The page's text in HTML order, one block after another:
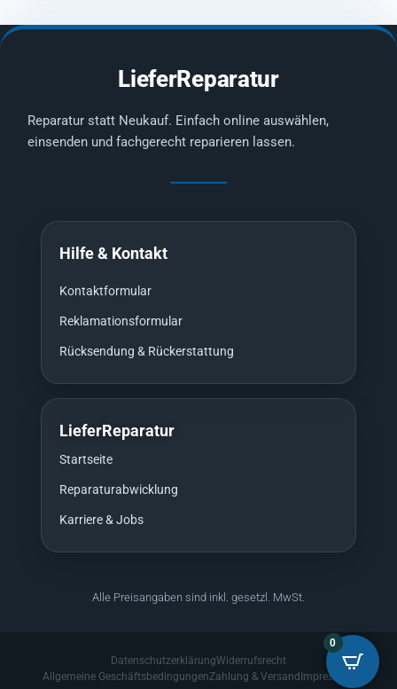
LieferReparatur
Reparatur statt Neukauf. Einfach online auswählen,
einsenden und fachgerecht reparieren lassen.
Hilfe & Kontakt
Kontaktformular
Reklamationsformular
Rücksendung & Rückerstattung
LieferReparatur
Startseite
Reparaturabwicklung
Karriere & Jobs
Alle Preisangaben sind inkl. gesetzl. MwSt.
DatenschutzerklärungWiderrufsrecht
Allgemeine GeschäftsbedingungenZahlung & VersandImpressum
0